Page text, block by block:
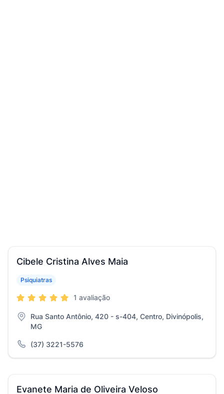
Cibele Cristina Alves Maia
Psiquiatras
1 avaliação
Rua Santo Antônio, 420 - s-404, Centro, Divinópolis,
MG
(37) 3221-5576
Evanete Maria de Oliveira Veloso